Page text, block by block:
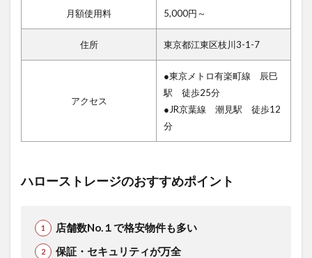
月額使用料 5,000円～
住所 東京都江東区枝川3-1-7
アクセス
●東京メトロ有楽町線 辰巳
駅 徒歩25分
●JR京葉線 潮見駅 徒歩12
分
ハローストレージのおすすめポイント
店舗数No.１で格安物件も多い
保証・セキュリティが万全